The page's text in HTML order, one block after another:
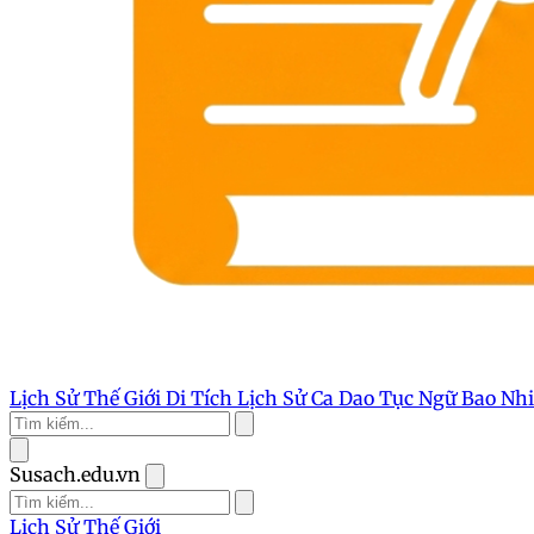
Lịch Sử Thế Giới Di Tích Lịch SửCa Dao Tục NgữBao
Susach.edu.vn
Lịch Sử Thế Giới